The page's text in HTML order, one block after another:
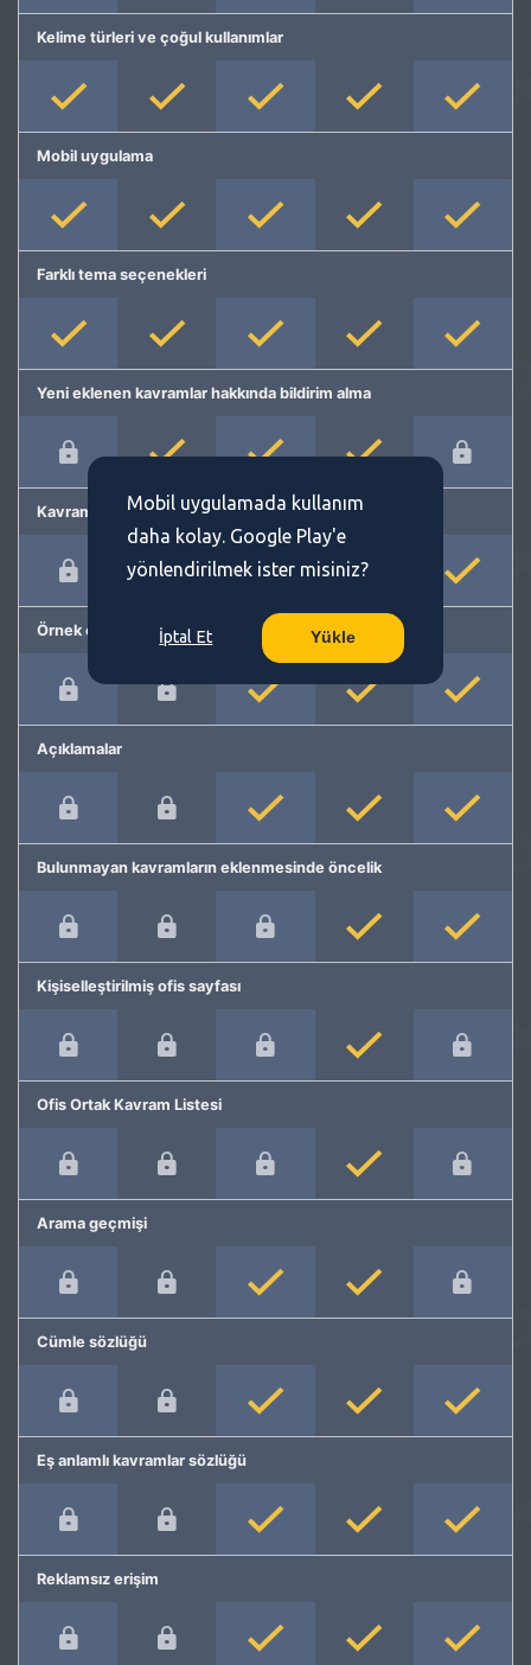
Kelime türleri ve çoğul kullanımlar
Mobil uygulama
Farklı tema seçenekleri
Yeni eklenen kavramlar hakkında bildirim alma
Kavram önerme
Örnek cümleler
Açıklamalar
Bulunmayan kavramların eklenmesinde öncelik
Kişiselleştirilmiş ofis sayfası
Ofis Ortak Kavram Listesi
Arama geçmişi
Cümle sözlüğü
Eş anlamlı kavramlar sözlüğü
Reklamsız erişim
Mobil uygulamada kullanım
daha kolay. Google Play'e
yönlendirilmek ister misiniz?
İptal Et Yükle